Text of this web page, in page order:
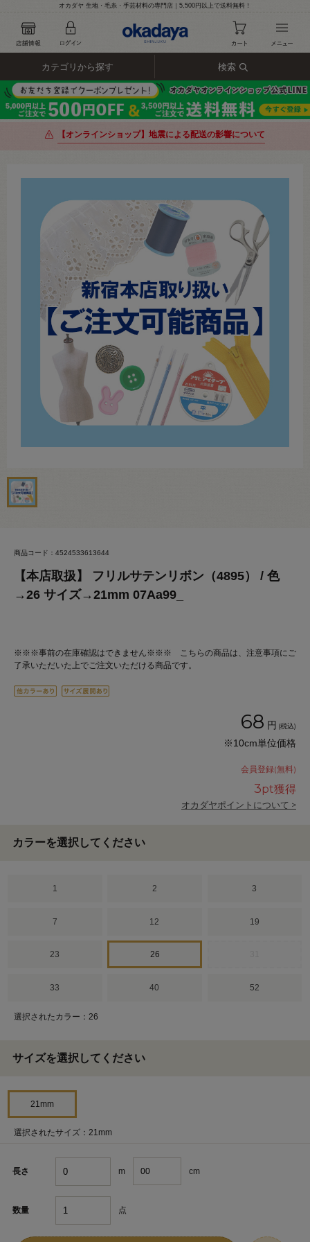
オカダヤ 生地・毛糸・手芸材料の専門店｜5,500円以上で送料無料！
カテゴリから探す 検索
【オンラインショップ】地震による配送の影響について
商品コード：4524533613644
【本店取扱】 フリルサテンリボン（4895） / 色
→26 サイズ→21mm 07Aa99_
※※※事前の在庫確認はできません※※※ こちらの商品は、注意事項にご
了承いただいた上でご注文いただける商品です。
68 円 (税込)
※10cm単位価格
会員登録(無料)
3pt獲得
オカダヤポイントについて >
カラーを選択してください
1 2 3
7 12 19
23 26
33 40 52
選択されたカラー：26
サイズを選択してください
21mm
選択されたサイズ：21mm
長さ m cm
数量 点